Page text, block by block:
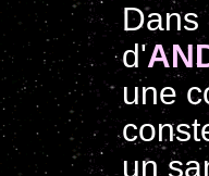
Dans
d'
une
un